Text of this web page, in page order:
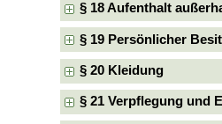
§ 18 Aufenthalt
§ 19 Persönlicher
§ 20 Kleidung
§ 21 Verpflegung und